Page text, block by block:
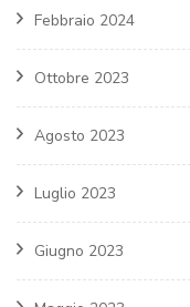
Febbraio 2024
Ottobre 2023
Agosto 2023
Luglio 2023
Giugno 2023